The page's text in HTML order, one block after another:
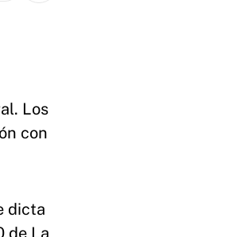
Los
con
dicta
de La